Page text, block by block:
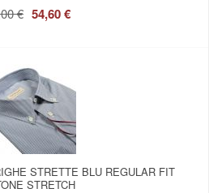
€ 54,60 €
STRETTE BLU REGULAR FIT
STRETCH